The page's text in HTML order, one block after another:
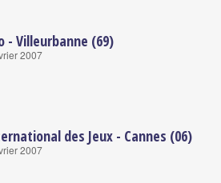
- Villeurbanne (69)
2007
des Jeux - Cannes (06)
2007